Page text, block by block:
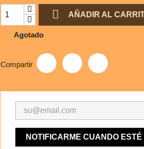
 AÑADIR AL
Agotado
Compartir
NOTIFICARME CUANDO